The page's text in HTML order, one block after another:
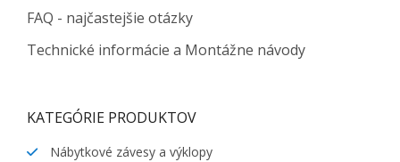
FAQ - najčastejšie otázky
Technické informácie a Montážne návody
KATEGÓRIE PRODUKTOV
Nábytkové závesy a výklopy